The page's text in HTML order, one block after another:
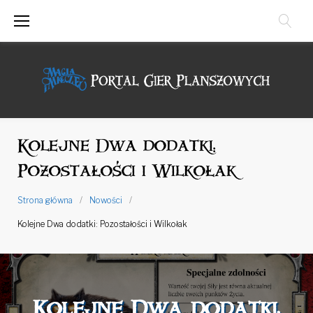
Kolejne Dwa dodatki:
Pozostałości i Wilkołak
Strona główna / Nowości /
Kolejne Dwa dodatki: Pozostałości i Wilkołak
Kolejne Dwa dodatki: